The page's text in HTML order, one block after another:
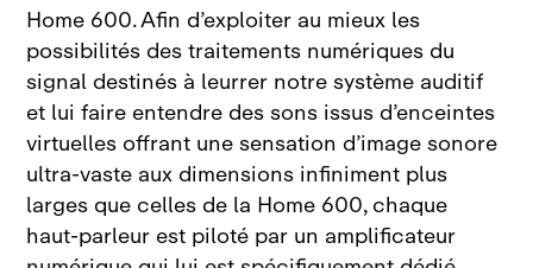
Home 600. Afin d’exploiter au mieux les
possibilités des traitements numériques du
signal destinés à leurrer notre système auditif
et lui faire entendre des sons issus d’enceintes
virtuelles offrant une sensation d’image sonore
ultra‑vaste aux dimensions infiniment plus
larges que celles de la Home 600, chaque
haut‑parleur est piloté par un amplificateur